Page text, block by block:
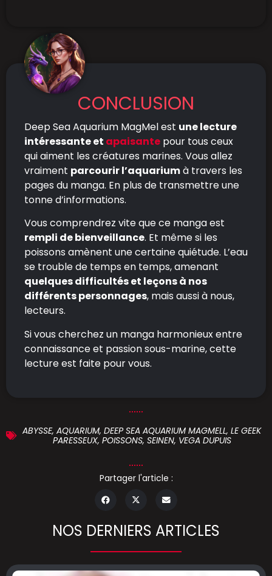
CONCLUSION
Deep Sea Aquarium MagMel est une lecture
intéressante et apaisante pour tous ceux
qui aiment les créatures marines. Vous allez
vraiment parcourir l’aquariumà travers les
pages du manga. En plus de transmettre une
tonne d’informations.
Vous comprendrez vite que ce manga est
rempli de bienveillance. Et même si les
poissons amènent une certaine quiétude. L’eau
se trouble de temps en temps, amenant
quelques difficultés et leçons à nos
différents personnages, mais aussi à nous,
lecteurs.
Si vous cherchez un manga harmonieux entre
connaissance et passion sous-marine, cette
lecture est faite pour vous.
ABYSSE, AQUARIUM, DEEP SEA AQUARIUM MAGMELL, LE GEEK
PARESSEUX, POISSONS, SEINEN, VEGA DUPUIS
Partager l'article :
NOS DERNIERS ARTICLES